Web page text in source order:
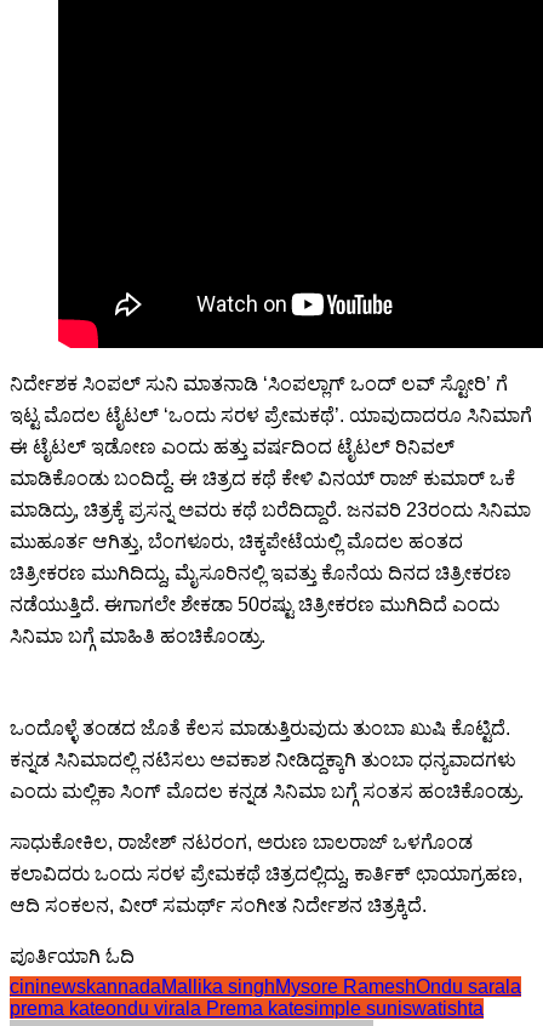
ನಿರ್ದೇಶಕ ಸಿಂಪಲ್ ಸುನಿ ಮಾತನಾಡಿ ‘ಸಿಂಪಲ್ಲಾಗ್ ಒಂದ್ ಲವ್ ಸ್ಟೋರಿ’ ಗೆ
ಇಟ್ಟ ಮೊದಲ ಟೈಟಲ್ ‘ಒಂದು ಸರಳ ಪ್ರೇಮಕಥೆ’. ಯಾವುದಾದರೂ ಸಿನಿಮಾಗೆ
ಈ ಟೈಟಲ್ ಇಡೋಣ ಎಂದು ಹತ್ತು ವರ್ಷದಿಂದ ಟೈಟಲ್ ರಿನಿವಲ್
ಮಾಡಿಕೊಂಡು ಬಂದಿದ್ದೆ. ಈ ಚಿತ್ರದ ಕಥೆ ಕೇಳಿ ವಿನಯ್ ರಾಜ್ ಕುಮಾರ್ ಒಕೆ
ಮಾಡಿದ್ರು, ಚಿತ್ರಕ್ಕೆ ಪ್ರಸನ್ನ ಅವರು ಕಥೆ ಬರೆದಿದ್ದಾರೆ. ಜನವರಿ 23ರಂದು ಸಿನಿಮಾ
ಮುಹೂರ್ತ ಆಗಿತ್ತು, ಬೆಂಗಳೂರು, ಚಿಕ್ಕಪೇಟೆಯಲ್ಲಿ ಮೊದಲ ಹಂತದ
ಚಿತ್ರೀಕರಣ ಮುಗಿದಿದ್ದು, ಮೈಸೂರಿನಲ್ಲಿ ಇವತ್ತು ಕೊನೆಯ ದಿನದ ಚಿತ್ರೀಕರಣ
ನಡೆಯುತ್ತಿದೆ. ಈಗಾಗಲೇ ಶೇಕಡಾ 50ರಷ್ಟು ಚಿತ್ರೀಕರಣ ಮುಗಿದಿದೆ ಎಂದು
ಸಿನಿಮಾ ಬಗ್ಗೆ ಮಾಹಿತಿ ಹಂಚಿಕೊಂಡ್ರು.
ಒಂದೊಳ್ಳೆ ತಂಡದ ಜೊತೆ ಕೆಲಸ ಮಾಡುತ್ತಿರುವುದು ತುಂಬಾ ಖುಷಿ ಕೊಟ್ಟಿದೆ.
ಕನ್ನಡ ಸಿನಿಮಾದಲ್ಲಿ ನಟಿಸಲು ಅವಕಾಶ ನೀಡಿದ್ದಕ್ಕಾಗಿ ತುಂಬಾ ಧನ್ಯವಾದಗಳು
ಎಂದು ಮಲ್ಲಿಕಾ ಸಿಂಗ್ ಮೊದಲ ಕನ್ನಡ ಸಿನಿಮಾ ಬಗ್ಗೆ ಸಂತಸ ಹಂಚಿಕೊಂಡ್ರು.
ಸಾಧುಕೋಕಿಲ, ರಾಜೇಶ್ ನಟರಂಗ, ಅರುಣ ಬಾಲರಾಜ್ ಒಳಗೊಂಡ
ಕಲಾವಿದರು ಒಂದು ಸರಳ ಪ್ರೇಮಕಥೆ ಚಿತ್ರದಲ್ಲಿದ್ದು, ಕಾರ್ತಿಕ್ ಛಾಯಾಗ್ರಹಣ,
ಆದಿ ಸಂಕಲನ, ವೀರ್ ಸಮರ್ಥ್ ಸಂಗೀತ ನಿರ್ದೇಶನ ಚಿತ್ರಕ್ಕಿದೆ.
ಪೂರ್ತಿಯಾಗಿ ಓದಿ
cininewskannadaMallika singhMysore RameshOndu sarala
prema kateondu virala Prema katesimple suniswatishta